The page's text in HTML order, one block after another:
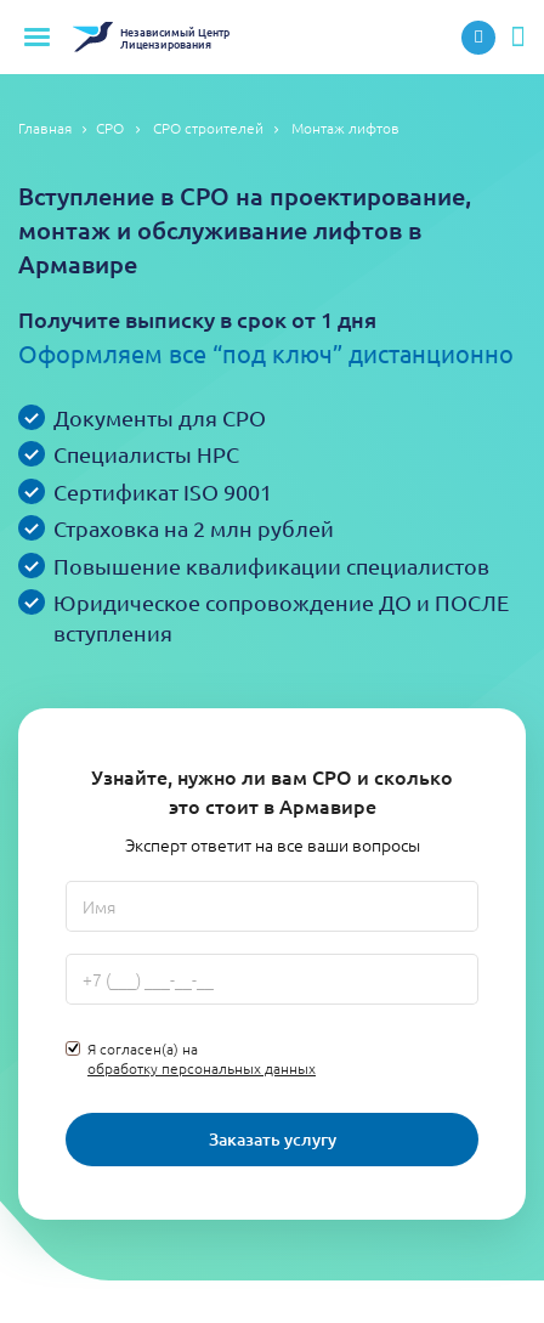
НезависимыйЦентр
Лицензирования
Главная СРО СРО строителей Монтаж лифтов
Узнайте, нужно ли вам СРО и сколько
это стоит в Армавире
Эксперт ответит на все ваши вопросы
Я согласен(а) на
обработку персональных данных
Заказать услугу
Вступление в СРО на проектирование,
монтаж и обслуживание лифтов в
Армавире
Получите выписку в срок от 1 дня
Оформляем все “под ключ” дистанционно
Документы для СРО
Специалисты НРС
Сертификат ISO 9001
Страховка на 2 млн рублей
Повышение квалификации специалистов
Юридическое сопровождение ДО и ПОСЛЕ
вступления